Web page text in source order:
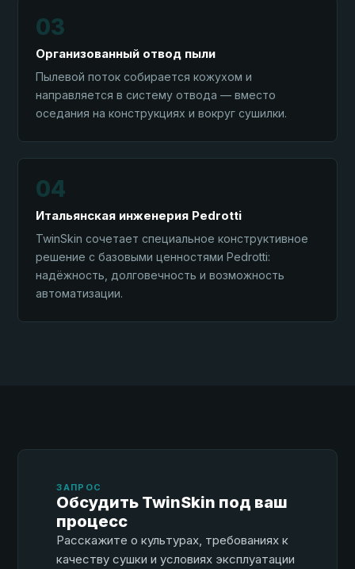
03
Организованный отвод пыли
Пылевой поток собирается кожухом и
направляется в систему отвода — вместо
оседания на конструкциях и вокруг сушилки.
04
Итальянская инженерия Pedrotti
TwinSkin сочетает специальное конструктивное
решение с базовыми ценностями Pedrotti:
надёжность, долговечность и возможность
автоматизации.
ЗАПРОС
Обсудить TwinSkin под ваш
процесс
Расскажите о культурах, требованиях к
качеству сушки и условиях эксплуатации